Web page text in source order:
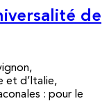
de
et d’Italie,
: pour le